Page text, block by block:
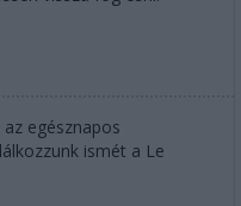
egésznapos
ismét a Le